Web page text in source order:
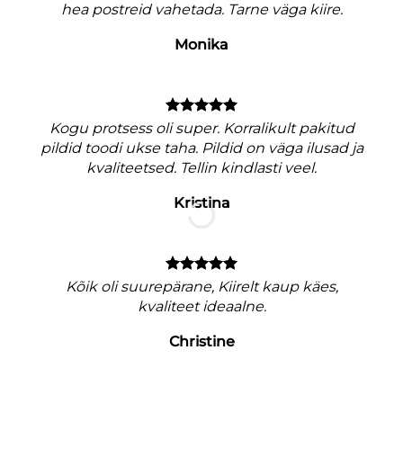
hea postreid vahetada. Tarne väga kiire.
Monika
Kogu protsess oli super. Korralikult pakitud
pildid toodi ukse taha. Pildid on väga ilusad ja
kvaliteetsed. Tellin kindlasti veel.
Kristina
Kõik oli suurepärane, Kiirelt kaup käes,
kvaliteet ideaalne.
Christine